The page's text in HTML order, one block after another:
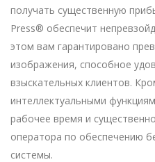
получать существенную
Press® обеспечит
этом вам гарантировано
изображения, способное
взыскательных клиентов.
интеллектуальными
рабочее время и
оператора по обеспечению
системы.